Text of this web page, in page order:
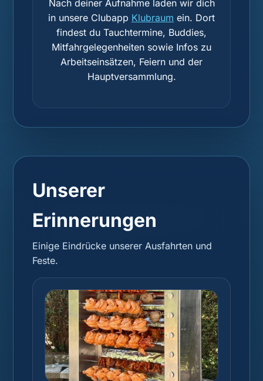
Nach deiner Aufnahme laden wir dich
in unsere Clubapp Klubraum ein. Dort
findest du Tauchtermine, Buddies,
Mitfahrgelegenheiten sowie Infos zu
Arbeitseinsätzen, Feiern und der
Hauptversammlung.
Unserer
Erinnerungen
Einige Eindrücke unserer Ausfahrten und
Feste.